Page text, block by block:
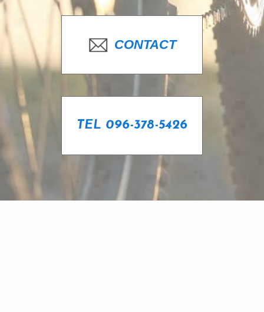
CONTACT
TEL 096-378-5426